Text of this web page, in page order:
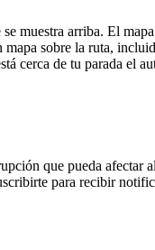
muestra arriba. El
sobre la ruta,
cerca de tu parada el
que pueda afectar
para recibir